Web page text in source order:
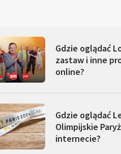
Gdzie oglądać
zastaw i inne
online?
Gdzie oglądać
Olimpijskie
internecie?